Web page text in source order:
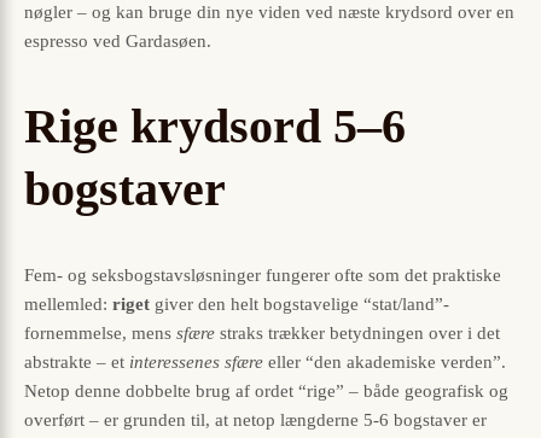
nøgler – og kan bruge din nye viden ved næste krydsord over en
espresso ved Gardasøen.
Rige krydsord 5–6
bogstaver
Fem- og seksbogstavsløsninger fungerer ofte som det praktiske
mellemled: riget giver den helt bogstavelige “stat/land”-
fornemmelse, mens sfære straks trækker betydningen over i det
abstrakte – et interessenes sfære eller “den akademiske verden”.
Netop denne dobbelte brug af ordet “rige” – både geografisk og
overført – er grunden til, at netop længderne 5-6 bogstaver er